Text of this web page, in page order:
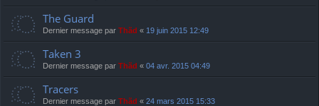
The Guard
Dernier message par Thãd « 19 juin 2015 12:49
Taken 3
Dernier message par Thãd « 04 avr. 2015 04:49
Tracers
Dernier message par Thãd « 24 mars 2015 15:33